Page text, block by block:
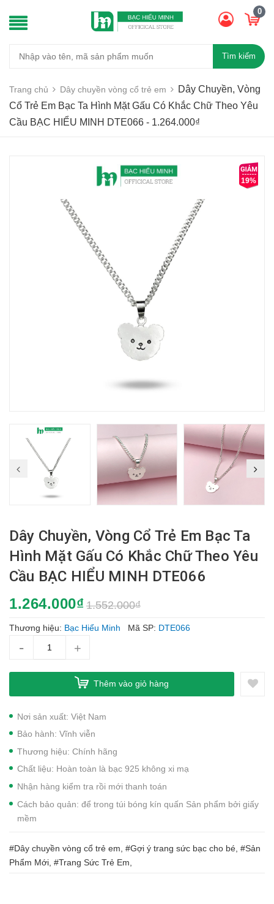
0
Tìm kiếm
Trang chủ Dây chuyền vòng cổ trẻ em
Dây Chuyền, Vòng
Cổ Trẻ Em Bạc Ta Hình Mặt Gấu Có Khắc Chữ Theo Yêu
Cầu BẠC HIỂU MINH DTE066 - 1.264.000₫
19%
Dây Chuyền, Vòng Cổ Trẻ Em Bạc Ta
Hình Mặt Gấu Có Khắc Chữ Theo Yêu
Cầu BẠC HIỂU MINH DTE066
1.264.000₫ 1.552.000₫
Thương hiệu: Bạc Hiểu Minh Mã SP: DTE066
- +
Thêm vào giỏ hàng
Nơi sản xuất: Việt Nam
Bảo hành: Vĩnh viễn
Thương hiệu: Chính hãng
Chất liệu: Hoàn toàn là bạc 925 không xi mạ
Nhận hàng kiểm tra rồi mới thanh toán
Cách bảo quản: để trong túi bóng kín quấn Sản phẩm bởi giấy
mềm
#Dây chuyền vòng cổ trẻ em, #Gợi ý trang sức bạc cho bé, #Sản
Phẩm Mới, #Trang Sức Trẻ Em,